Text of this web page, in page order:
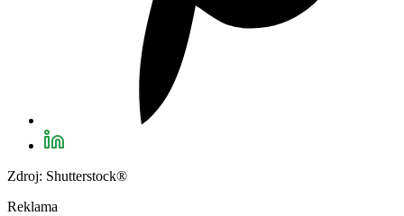
Zdroj: Shutterstock®
Reklama